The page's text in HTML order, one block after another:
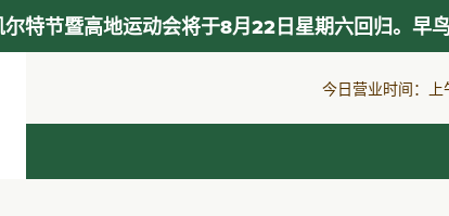
今日营业时间：
特节暨高地运动会将于8月22日星期六回归。早